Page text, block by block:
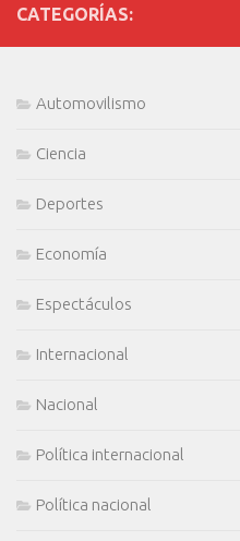
CATEGORÍAS:
Automovilismo
Ciencia
Deportes
Economía
Espectáculos
Internacional
Nacional
Política internacional
Política nacional